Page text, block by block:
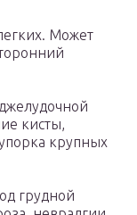
Может
кисты,
крупных
грудной